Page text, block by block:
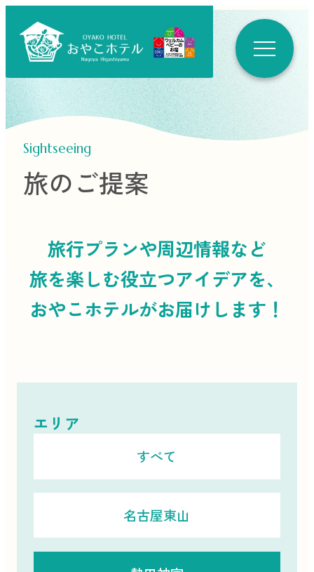
Sightseeing
旅のご提案
旅行プランや周辺情報など
旅を楽しむ役立つアイデアを、
おやこホテルがお届けします！
エリア
すべて
名古屋東山